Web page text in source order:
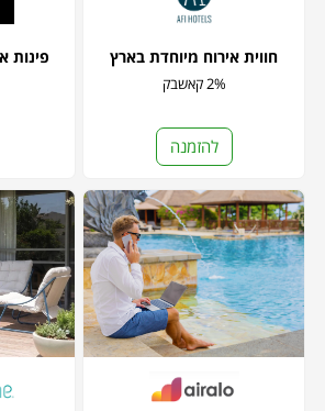
חווית אירוח מיוחדת בארץ
2% קאשבק
להזמנה
פינות